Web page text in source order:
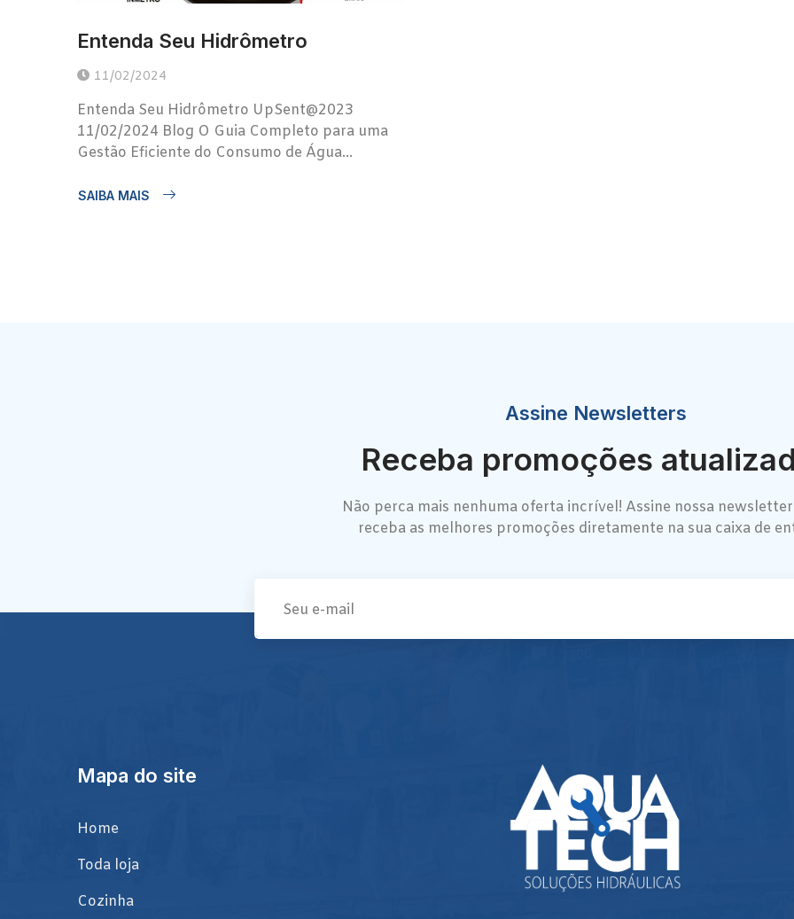
Entenda Seu Hidrômetro
11/02/2024
Entenda Seu Hidrômetro UpSent@2023
11/02/2024 Blog O Guia Completo para uma
Gestão Eficiente do Consumo de Água...
SAIBA MAIS
Assine Newsletters
Receba promoções
Não perca mais nenhuma oferta incrível! Assine nossa
receba as melhores promoções diretamente na sua caixa de
Mapa do site
Home
Toda loja
Cozinha